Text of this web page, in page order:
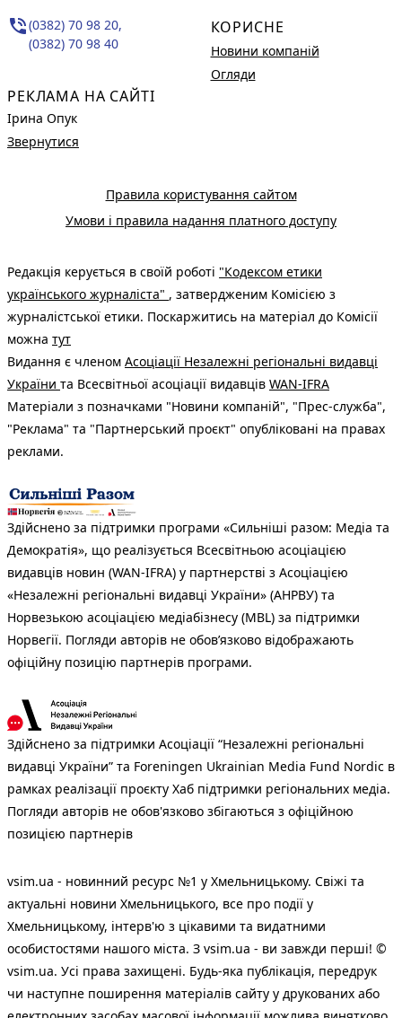
phone_in_talk(0382) 70 98 20,
(0382) 70 98 40
РЕКЛАМА НА САЙТІ
Ірина Опук
Звернутися
КОРИСНЕ
Новини компаній
Огляди
Правила користування сайтом
Умови і правила надання платного доступу
Редакція керується в своїй роботі "Кодексом етики
українського журналіста" , затвердженим Комісією з
журналістської етики. Поскаржитись на матеріал до Комісії
можна тут
Видання є членом Асоціації Незалежні регіональні видавці
України та Всесвітньої асоціації видавців WAN-IFRA
Матеріали з позначками "Новини компаній", "Прес-служба",
"Реклама" та "Партнерський проєкт" опубліковані на правах
реклами.
Здійснено за підтримки програми «Сильніші разом: Медіа та
Демократія», що реалізується Всесвітньою асоціацією
видавців новин (WAN-IFRA) у партнерстві з Асоціацією
«Незалежні регіональні видавці України» (АНРВУ) та
Норвезькою асоціацією медіабізнесу (MBL) за підтримки
Норвегії. Погляди авторів не обов’язково відображають
офіційну позицію партнерів програми.
Здійснено за підтримки Асоціації “Незалежні регіональні
видавці України” та Foreningen Ukrainian Media Fund Nordic в
рамках реалізації проєкту Хаб підтримки регіональних медіа.
Погляди авторів не обов'язково збігаються з офіційною
позицією партнерів
vsim.ua - новинний ресурс №1 у Хмельницькому. Свіжі та
актуальні новини Хмельницького, все про події у
Хмельницькому, інтерв'ю з цікавими та видатними
особистостями нашого міста. З vsim.ua - ви завжди перші! ©
vsim.ua. Усі права захищені. Будь-яка публiкацiя, передрук
чи наступне поширення матеріалів сайту у друкованих або